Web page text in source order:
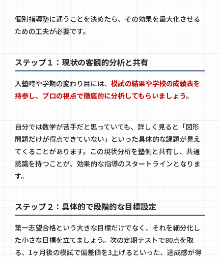
個別指導塾に通うことを決めたら、その効果を最大化させる
ための工夫が必要です。
ステップ１：現状の客観的分析と共有
入塾時や学期の変わり目には、 模試の結果や学校の成績表を
持参し、プロの視点で徹底的に分析してもらいましょう。
自分では数学が苦手だと思っていても、詳しく見ると「図形
問題だけが得点できていない」といった具体的な課題が見え
てくることがあります。この現状分析を塾側と共有し、共通
認識を持つことが、効果的な指導のスタートラインとなりま
す。
ステップ２：具体的で段階的な目標設定
第一志望合格という大きな目標だけでなく、それを細分化し
た小さな目標を立てましょう。次の定期テストで80点を取
る、1ヶ月後の模試で偏差値を3上げるといった、達成感が得